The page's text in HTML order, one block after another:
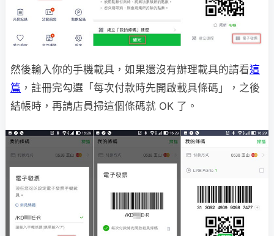
然後輸入你的手機載具，如果還沒有辦理載具的請看這
篇 ，註冊完勾選「每次付款時先開啟載具條碼」，之後
結帳時，再請店員掃這個條碼就 OK 了。